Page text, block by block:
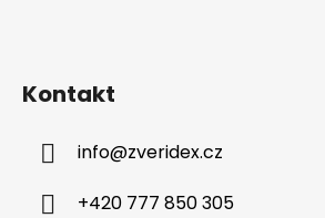
Kontakt
info@zveridex.cz
+420 777 850 305